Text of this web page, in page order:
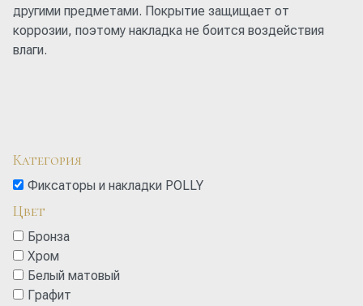
другими предметами. Покрытие защищает от
коррозии, поэтому накладка не боится воздействия
влаги.
Категория
Фиксаторы и накладки POLLY
Цвет
Бронза
Хром
Белый матовый
Графит